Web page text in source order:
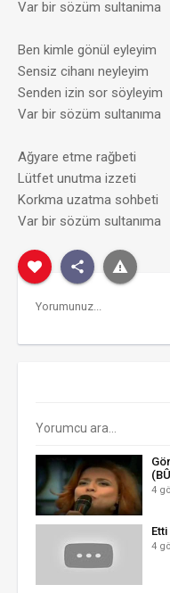
Var bir sözüm sultanima
Ben kimle gönül eyleyim
Sensiz cihanı neyleyim
Senden izin sor söyleyim
Var bir sözüm sultanıma
Ağyare etme rağbeti
Lütfet unutma izzeti
Korkma uzatma sohbeti
Var bir sözüm sultanıma
4
4